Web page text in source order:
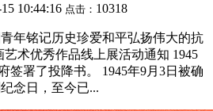
10:44:16 点击： 10318
年铭记历史珍爱和平弘扬伟大的抗
术优秀作品线上展活动通知 1945
签署了投降书。 1945年9月3日被确
念日，至今已...